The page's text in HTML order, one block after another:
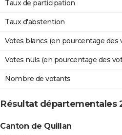
Taux de participation
Taux d'abstention
Votes blancs (en pourcentage des
Votes nuls (en pourcentage des
Nombre de votants
Résultat départementales
Canton de Quillan